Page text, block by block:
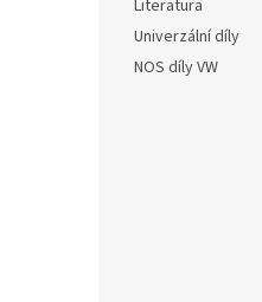
Literatura
Univerzální díly
NOS díly VW